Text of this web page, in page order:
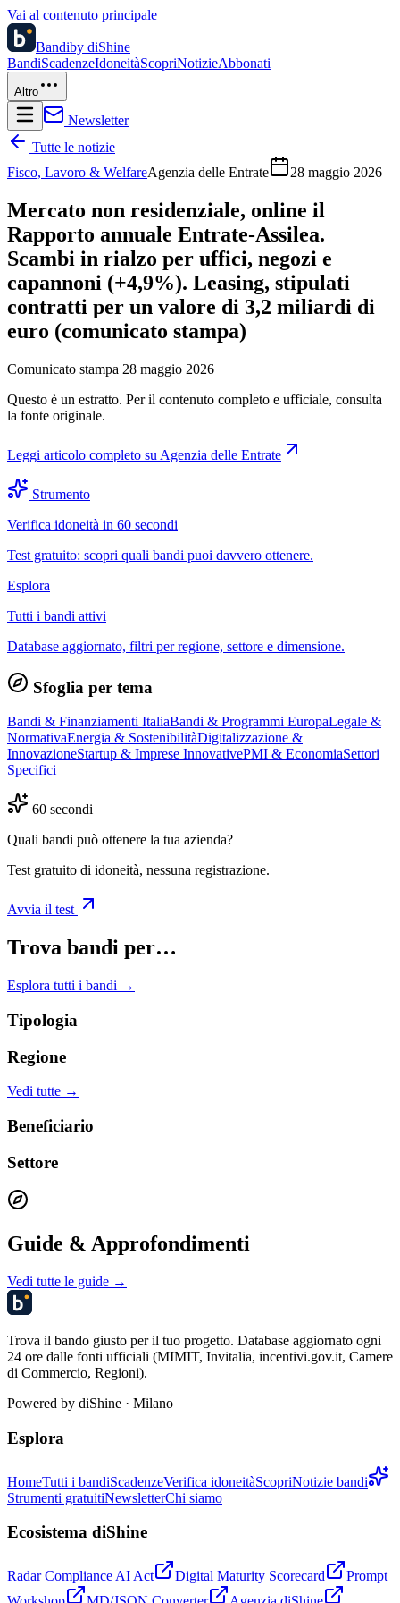
Vai al contenuto principale
Bandiby diShine
BandiScadenzeIdoneitàScopriNotizieAbbonati
Altro
Newsletter
Tutte le notizie
Fisco, Lavoro & WelfareAgenzia delle Entrate 28 maggio 2026
Mercato non residenziale, online il
Rapporto annuale Entrate-Assilea.
Scambi in rialzo per uffici, negozi e
capannoni (+4,9%). Leasing, stipulati
contratti per un valore di 3,2 miliardi di
euro (comunicato stampa)
Comunicato stampa 28 maggio 2026
Questo è un estratto. Per il contenuto completo e ufficiale, consulta
la fonte originale.
Leggi articolo completo su Agenzia delle Entrate
Strumento
Verifica idoneità in 60 secondi
Test gratuito: scopri quali bandi puoi davvero ottenere.
Esplora
Tutti i bandi attivi
Database aggiornato, filtri per regione, settore e dimensione.
Sfoglia per tema
Bandi & Finanziamenti ItaliaBandi & Programmi EuropaLegale &
NormativaEnergia & SostenibilitàDigitalizzazione &
InnovazioneStartup & Imprese InnovativePMI & EconomiaSettori
Specifici
60 secondi
Quali bandi può ottenere la tua azienda?
Test gratuito di idoneità, nessuna registrazione.
Avvia il test
Trova bandi per…
Esplora tutti i bandi →
Tipologia
Regione
Vedi tutte →
Beneficiario
Settore
Guide & Approfondimenti
Vedi tutte le guide →
Trova il bando giusto per il tuo progetto. Database aggiornato ogni
24 ore dalle fonti ufficiali (MIMIT, Invitalia, incentivi.gov.it, Camere
di Commercio, Regioni).
Powered by diShine · Milano
Esplora
HomeTutti i bandiScadenzeVerifica idoneitàScopriNotizie bandi
Strumenti gratuitiNewsletterChi siamo
Ecosistema diShine
Radar Compliance AI Act Digital Maturity Scorecard
Prompt